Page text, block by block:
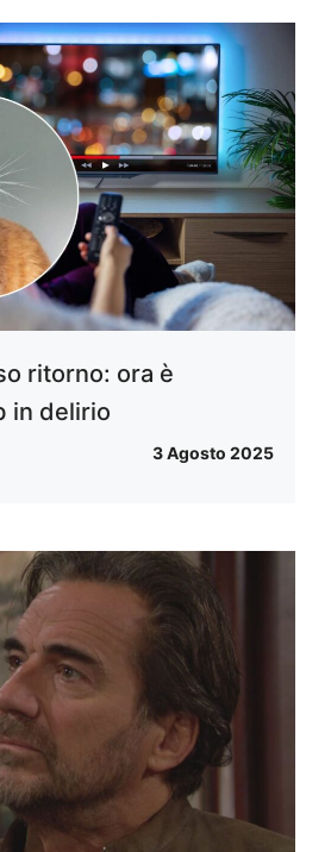
ritorno: ora è
in delirio
3 Agosto 2025